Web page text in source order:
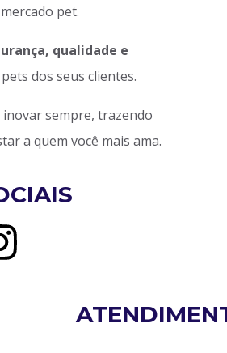
pet.
qualidade e
dos seus clientes.
inovar sempre, trazendo
a quem você mais ama.